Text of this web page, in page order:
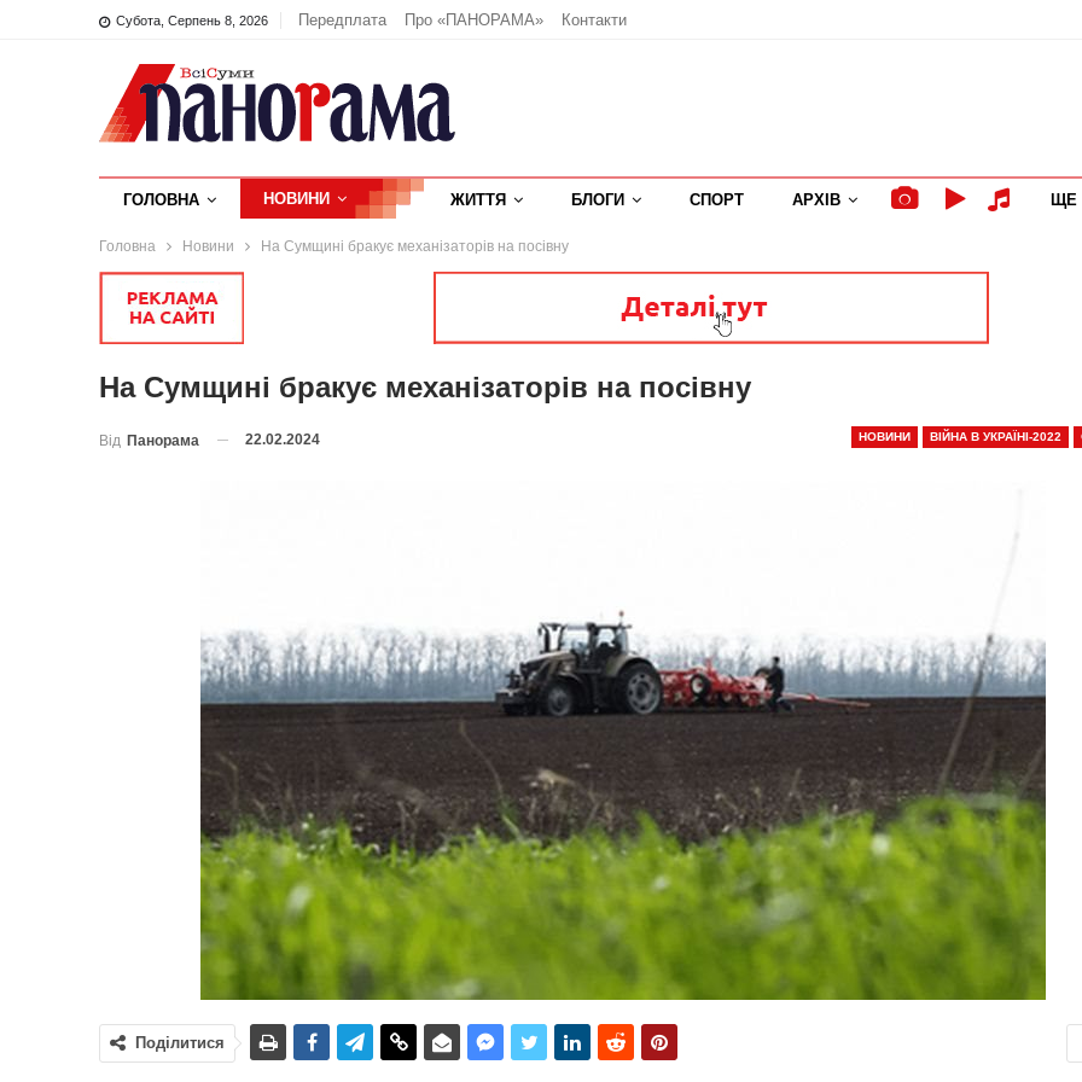
Субота, Серпень 8, 2026 Передплата Про «ПАНОРАМА» Контакти
ГОЛОВНА НОВИНИ ЖИТТЯ БЛОГИ СПОРТ АРХІВ ЩЕ
Головна Новини На Сумщині бракує механізаторів на посівну
На Сумщині бракує механізаторів на посівну
НОВИНИ ВІЙНА В УКРАЇНІ-2022
Від Панорама 22.02.2024
Поділитися